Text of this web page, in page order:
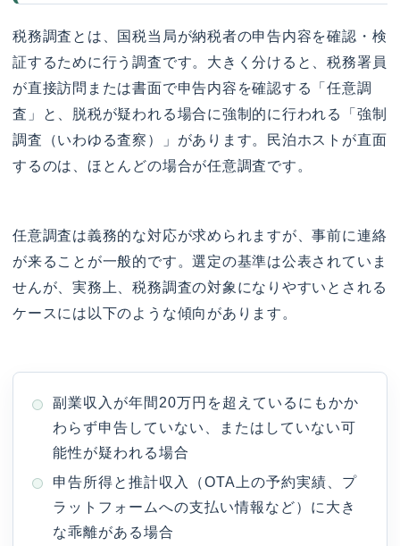
税務調査とは、国税当局が納税者の申告内容を確認・検
証するために行う調査です。大きく分けると、税務署員
が直接訪問または書面で申告内容を確認する「任意調
査」と、脱税が疑われる場合に強制的に行われる「強制
調査（いわゆる査察）」があります。民泊ホストが直面
するのは、ほとんどの場合が任意調査です。
任意調査は義務的な対応が求められますが、事前に連絡
が来ることが一般的です。選定の基準は公表されていま
せんが、実務上、税務調査の対象になりやすいとされる
ケースには以下のような傾向があります。
副業収入が年間20万円を超えているにもかか
わらず申告していない、またはしていない可
能性が疑われる場合
申告所得と推計収入（OTA上の予約実績、プ
ラットフォームへの支払い情報など）に大き
な乖離がある場合